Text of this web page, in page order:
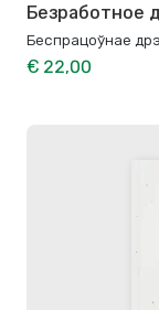
Безработное
Беспрацоўнае
€ 22,00